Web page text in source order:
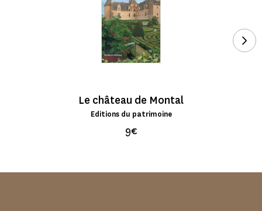
Le château de Montal
Editions du patrimoine
9€